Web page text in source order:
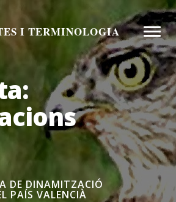
Toggle
I TERMINOLOGIA
DE DINAMITZACIÓ
PAÍS VALENCIÀ